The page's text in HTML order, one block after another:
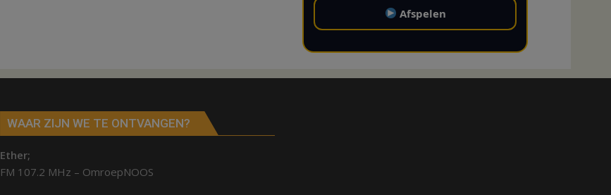
Afspelen
WAAR ZIJN WE TE ONTVANGEN?
Ether;
FM 107.2 MHz – OmroepNOOS